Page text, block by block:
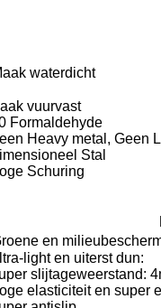
waterdicht
vuurvast
Formaldehyde
Heavy metal, Geen
Stal
Schuring
en
light en uiterst dun:
slijtageweerstand:
elasticiteit en super